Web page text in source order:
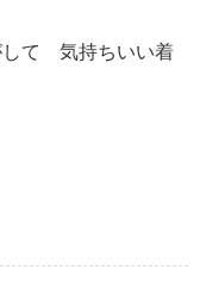
て 気持ちいい着